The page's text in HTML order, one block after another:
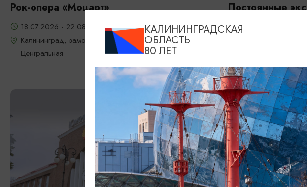
Рок-опера «Моцарт»
18.07.2026 - 22.08.2026, 18:00, 7.08 и 22.08 в 17:00
Калининград, замок Шаакен, пос. Некрасово, ул.
Центральная
Постоянные
Мирового
КАЛИНИНГРАДСКАЯ
ОБЛАСТЬ
80 ЛЕТ